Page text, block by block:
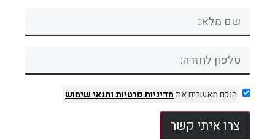
הנכם מאשרים אתמדיניות פרטיותותנאי שימוש
צרו איתי קשר